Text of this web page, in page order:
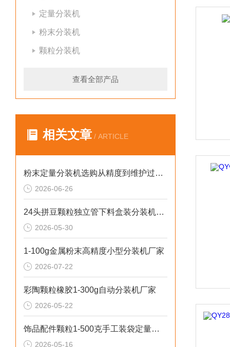
定量分装机
粉末分装机
颗粒分装机
查看全部产品
相关文章 / ARTICLE
粉末定量分装机选购从精度到维护过程的步骤
2026-06-26
24头拼豆颗粒独立管下料盒装分装机非标定制
2026-05-30
1-100g金属粉末高精度小型分装机厂家
2026-07-22
彩陶颗粒橡胶1-300g自动分装机厂家
2026-05-22
饰品配件颗粒1-500克手工装袋定量分装机推荐
2026-05-16